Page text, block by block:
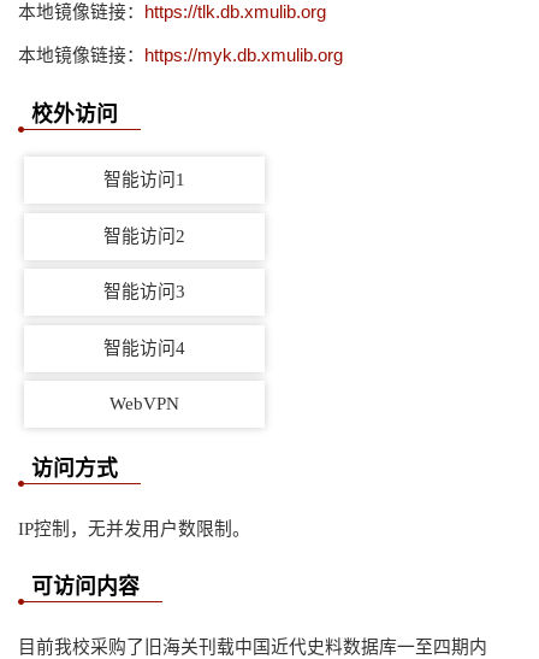
本地镜像链接： https://tlk.db.xmulib.org
本地镜像链接： https://myk.db.xmulib.org
校外访问
智能访问1
智能访问2
智能访问3
智能访问4
WebVPN
访问方式
IP控制，无并发用户数限制。
可访问内容
目前我校采购了旧海关刊载中国近代史料数据库一至四期内